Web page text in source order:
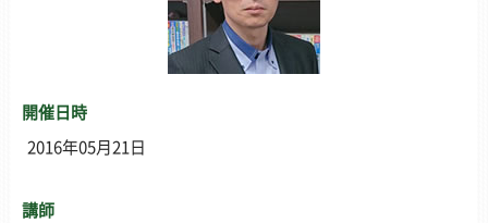
開催日時
2016年05月21日
講師